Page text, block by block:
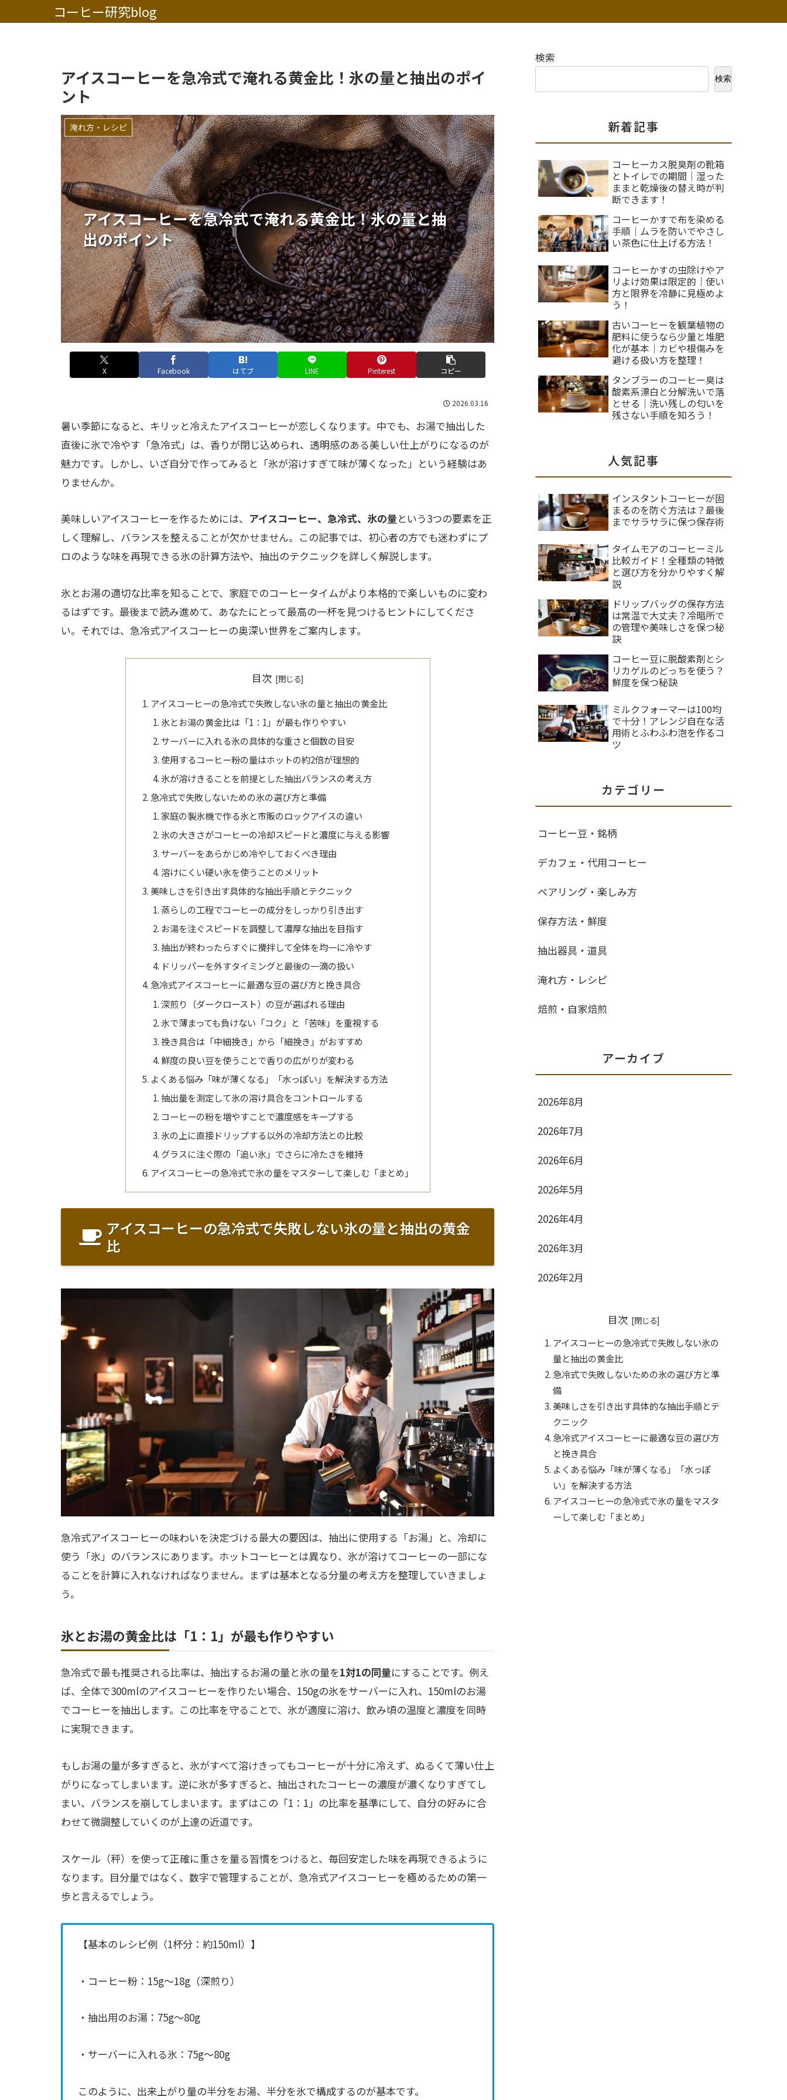
コーヒー研究blog
アイスコーヒーを急冷式で淹れる黄金比！氷の量と抽出のポイ
ント
アイスコーヒーを急冷式で淹れる黄金比！氷の量と抽
出のポイント
淹れ方・レシピ
X Facebook はてブ LINE Pinterest コピー
2026.03.16
暑い季節になると、キリッと冷えたアイスコーヒーが恋しくなります。中でも、お湯で抽出した
直後に氷で冷やす「急冷式」は、香りが閉じ込められ、透明感のある美しい仕上がりになるのが
魅力です。しかし、いざ自分で作ってみると「氷が溶けすぎて味が薄くなった」という経験はあ
りませんか。
美味しいアイスコーヒーを作るためには、 アイスコーヒー、急冷式、氷の量という3つの要素を正
しく理解し、バランスを整えることが欠かせません。この記事では、初心者の方でも迷わずにプ
ロのような味を再現できる氷の計算方法や、抽出のテクニックを詳しく解説します。
氷とお湯の適切な比率を知ることで、家庭でのコーヒータイムがより本格的で楽しいものに変わ
るはずです。最後まで読み進めて、あなたにとって最高の一杯を見つけるヒントにしてくださ
い。それでは、急冷式アイスコーヒーの奥深い世界をご案内します。
目次
アイスコーヒーの急冷式で失敗しない氷の量と抽出の黄金比
氷とお湯の黄金比は「1：1」が最も作りやすい
サーバーに入れる氷の具体的な重さと個数の目安
使用するコーヒー粉の量はホットの約2倍が理想的
氷が溶けきることを前提とした抽出バランスの考え方
急冷式で失敗しないための氷の選び方と準備
家庭の製氷機で作る氷と市販のロックアイスの違い
氷の大きさがコーヒーの冷却スピードと濃度に与える影響
サーバーをあらかじめ冷やしておくべき理由
溶けにくい硬い氷を使うことのメリット
美味しさを引き出す具体的な抽出手順とテクニック
蒸らしの工程でコーヒーの成分をしっかり引き出す
お湯を注ぐスピードを調整して濃厚な抽出を目指す
抽出が終わったらすぐに攪拌して全体を均一に冷やす
ドリッパーを外すタイミングと最後の一滴の扱い
急冷式アイスコーヒーに最適な豆の選び方と挽き具合
深煎り（ダークロースト）の豆が選ばれる理由
氷で薄まっても負けない「コク」と「苦味」を重視する
挽き具合は「中細挽き」から「細挽き」がおすすめ
鮮度の良い豆を使うことで香りの広がりが変わる
よくある悩み「味が薄くなる」「水っぽい」を解決する方法
抽出量を測定して氷の溶け具合をコントロールする
コーヒーの粉を増やすことで濃度感をキープする
氷の上に直接ドリップする以外の冷却方法との比較
グラスに注ぐ際の「追い氷」でさらに冷たさを維持
アイスコーヒーの急冷式で氷の量をマスターして楽しむ「まとめ」
アイスコーヒーの急冷式で失敗しない氷の量と抽出の黄金
比
急冷式アイスコーヒーの味わいを決定づける最大の要因は、抽出に使用する「お湯」と、冷却に
使う「氷」のバランスにあります。ホットコーヒーとは異なり、氷が溶けてコーヒーの一部にな
ることを計算に入れなければなりません。まずは基本となる分量の考え方を整理していきましょ
う。
氷とお湯の黄金比は「1：1」が最も作りやすい
急冷式で最も推奨される比率は、抽出するお湯の量と氷の量を1対1の同量にすることです。例え
ば、全体で300mlのアイスコーヒーを作りたい場合、150gの氷をサーバーに入れ、150mlのお湯
でコーヒーを抽出します。この比率を守ることで、氷が適度に溶け、飲み頃の温度と濃度を同時
に実現できます。
もしお湯の量が多すぎると、氷がすべて溶けきってもコーヒーが十分に冷えず、ぬるくて薄い仕上
がりになってしまいます。逆に氷が多すぎると、抽出されたコーヒーの濃度が濃くなりすぎてし
まい、バランスを崩してしまいます。まずはこの「1：1」の比率を基準にして、自分の好みに合
わせて微調整していくのが上達の近道です。
スケール（秤）を使って正確に重さを量る習慣をつけると、毎回安定した味を再現できるように
なります。目分量ではなく、数字で管理することが、急冷式アイスコーヒーを極めるための第一
歩と言えるでしょう。
【基本のレシピ例（1杯分：約150ml）】
・コーヒー粉：15g〜18g（深煎り）
・抽出用のお湯：75g〜80g
・サーバーに入れる氷：75g〜80g
このように、出来上がり量の半分をお湯、半分を氷で構成するのが基本です。
検索
検索
新着記事
コーヒーカス脱臭剤の靴箱
とトイレでの期間｜湿った
ままと乾燥後の替え時が判
断できます！
コーヒーかすで布を染める
手順｜ムラを防いでやさし
い茶色に仕上げる方法！
コーヒーかすの虫除けやア
リよけ効果は限定的｜使い
方と限界を冷静に見極めよ
う！
古いコーヒーを観葉植物の
肥料に使うなら少量と堆肥
化が基本｜カビや根傷みを
避ける扱い方を整理！
タンブラーのコーヒー臭は
酸素系漂白と分解洗いで落
とせる｜洗い残しの匂いを
残さない手順を知ろう！
人気記事
インスタントコーヒーが固
まるのを防ぐ方法は？最後
までサラサラに保つ保存術
タイムモアのコーヒーミル
比較ガイド！全種類の特徴
と選び方を分かりやすく解
説
ドリップバッグの保存方法
は常温で大丈夫？冷暗所で
の管理や美味しさを保つ秘
訣
コーヒー豆に脱酸素剤とシ
リカゲルのどっちを使う？
鮮度を保つ秘訣
ミルクフォーマーは100均
で十分！アレンジ自在な活
用術とふわふわ泡を作るコ
ツ
カテゴリー
コーヒー豆・銘柄
デカフェ・代用コーヒー
ペアリング・楽しみ方
保存方法・鮮度
抽出器具・道具
淹れ方・レシピ
焙煎・自家焙煎
アーカイブ
2026年8月
2026年7月
2026年6月
2026年5月
2026年4月
2026年3月
2026年2月
目次
アイスコーヒーの急冷式で失敗しない氷の
量と抽出の黄金比
急冷式で失敗しないための氷の選び方と準
備
美味しさを引き出す具体的な抽出手順とテ
クニック
急冷式アイスコーヒーに最適な豆の選び方
と挽き具合
よくある悩み「味が薄くなる」「水っぽ
い」を解決する方法
アイスコーヒーの急冷式で氷の量をマスタ
ーして楽しむ「まとめ」